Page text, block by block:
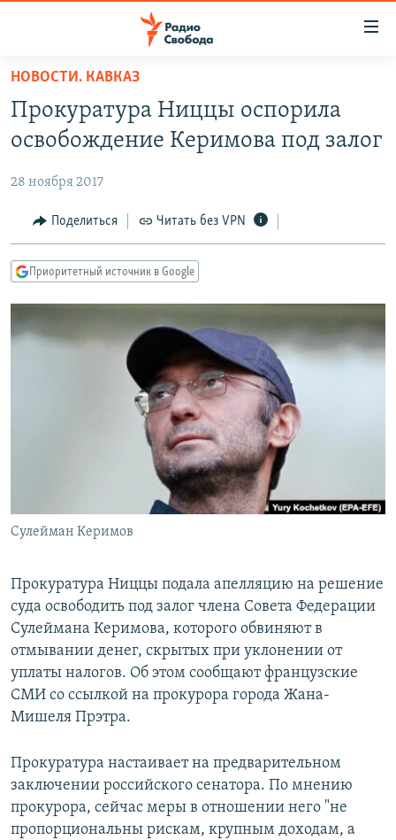
упрощенного
доступа
Вернуться
основному
Вернутся
главной
навигации
Вернутся
ПОДКАСТЫ
ЦИТАТЫ СВОБОДЫ
МНЕНИЯ
IDEL.РЕАЛИИ
КАВКАЗ.РЕАЛИИ
СЕВЕР.РЕАЛИИ
СИБИРЬ.РЕАЛИИ
РАСПИСАНИЕ ВЕЩАНИЯ
ПОДПИШИТЕСЬ НА РАССЫЛКУ
Все сайты РСЕ/РС
НОВОСТИ. КАВКАЗ
Прокуратура Ниццы оспорила
освобождение Керимова под залог
28 ноября 2017
Поделиться Читать без VPN
Приоритетный источник в Google
Сулейман Керимов
Прокуратура Ниццы подала апелляцию на решение
суда освободить под залог члена Совета Федерации
Сулеймана Керимова, которого обвиняют в
отмывании денег, скрытых при уклонении от
уплаты налогов. Об этом сообщают французские
СМИ со ссылкой на прокурора города Жана-
Мишеля Прэтра.
Прокуратура настаивает на предварительном
заключении российского сенатора. По мнению
прокурора, сейчас меры в отношении него "не
пропорциональны рискам, крупным доходам, а